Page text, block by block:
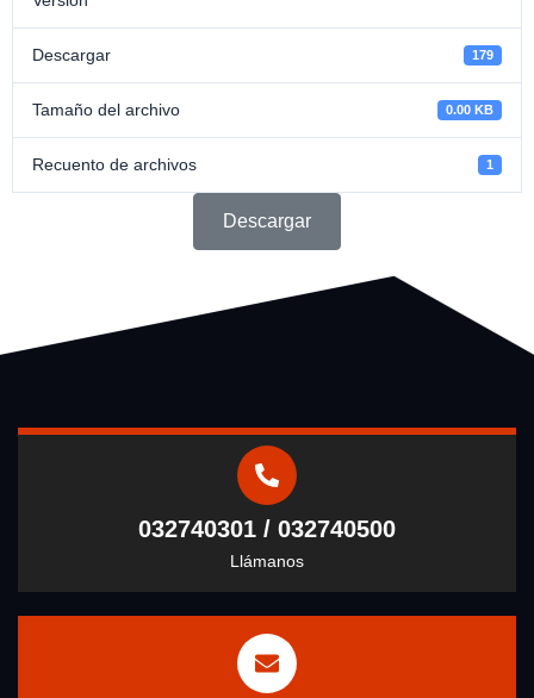
Descargar 179
Tamaño del archivo 0.00 KB
Recuento de archivos 1
Descargar
032740301 / 032740500
Llámanos